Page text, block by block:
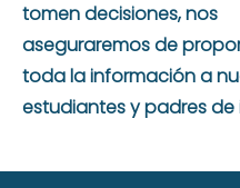
tomen decisiones, nos
aseguraremos de
toda la información a
estudiantes y padres